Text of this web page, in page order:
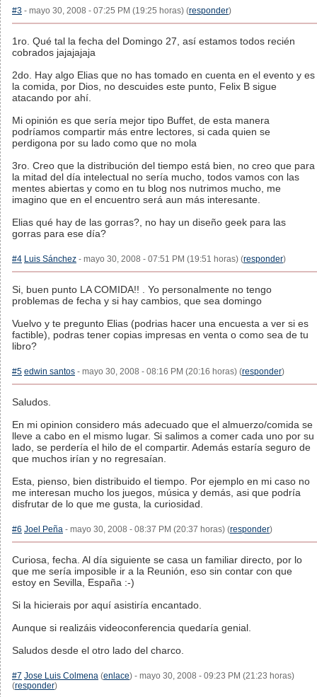
#3 - mayo 30, 2008 - 07:25 PM (19:25 horas) (responder)
1ro. Qué tal la fecha del Domingo 27, así estamos todos recién
cobrados jajajajaja
2do. Hay algo Elias que no has tomado en cuenta en el evento y es
la comida, por Dios, no descuides este punto, Felix B sigue
atacando por ahí.
Mi opinión es que sería mejor tipo Buffet, de esta manera
podríamos compartir más entre lectores, si cada quien se
perdigona por su lado como que no mola
3ro. Creo que la distribución del tiempo está bien, no creo que para
la mitad del día intelectual no sería mucho, todos vamos con las
mentes abiertas y como en tu blog nos nutrimos mucho, me
imagino que en el encuentro será aun más interesante.
Elias qué hay de las gorras?, no hay un diseño geek para las
gorras para ese día?
#4 Luis Sánchez - mayo 30, 2008 - 07:51 PM (19:51 horas) (responder)
Si, buen punto LA COMIDA!! . Yo personalmente no tengo
problemas de fecha y si hay cambios, que sea domingo
Vuelvo y te pregunto Elias (podrias hacer una encuesta a ver si es
factible), podras tener copias impresas en venta o como sea de tu
libro?
#5 edwin santos - mayo 30, 2008 - 08:16 PM (20:16 horas) (responder)
Saludos.
En mi opinion considero más adecuado que el almuerzo/comida se
lleve a cabo en el mismo lugar. Si salimos a comer cada uno por su
lado, se perdería el hilo de el compartir. Además estaría seguro de
que muchos irían y no regresaían.
Esta, pienso, bien distribuido el tiempo. Por ejemplo en mi caso no
me interesan mucho los juegos, música y demás, asi que podría
disfrutar de lo que me gusta, la curiosidad.
#6 Joel Peña - mayo 30, 2008 - 08:37 PM (20:37 horas) (responder)
Curiosa, fecha. Al día siguiente se casa un familiar directo, por lo
que me sería imposible ir a la Reunión, eso sin contar con que
estoy en Sevilla, España :-)
Si la hicierais por aquí asistiría encantado.
Aunque si realizáis videoconferencia quedaría genial.
Saludos desde el otro lado del charco.
#7 Jose Luis Colmena (enlace) - mayo 30, 2008 - 09:23 PM (21:23 horas)
(responder)